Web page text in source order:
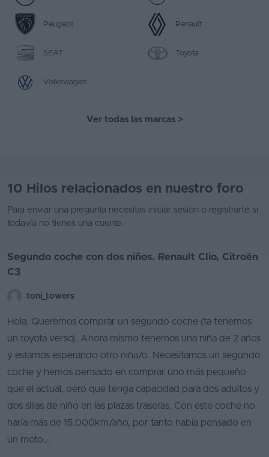
Peugeot Renault
SEAT Toyota
Volkswagen
Ver todas las marcas >
10 Hilos relacionados en nuestro foro
Para enviar una pregunta necesitas iniciar sesión o registrarte si
todavía no tienes una cuenta.
Segundo coche con dos niños. Renault Clio, Citroën
C3
toni_towers
Hola. Queremos comprar un segundo coche (ta tenemos
un toyota verso). Ahora mismo tenemos una niña de 2 años
y estamos esperando otro niña/o. Necesitamos un segundo
coche y hemos pensado en comprar uno más pequeño
que el actual, pero que tenga capacidad para dos adultos y
dos sillas de niño en las plazas traseras. Con este coche no
haría más de 15.000km/año, por tanto había pensado en
un moto...